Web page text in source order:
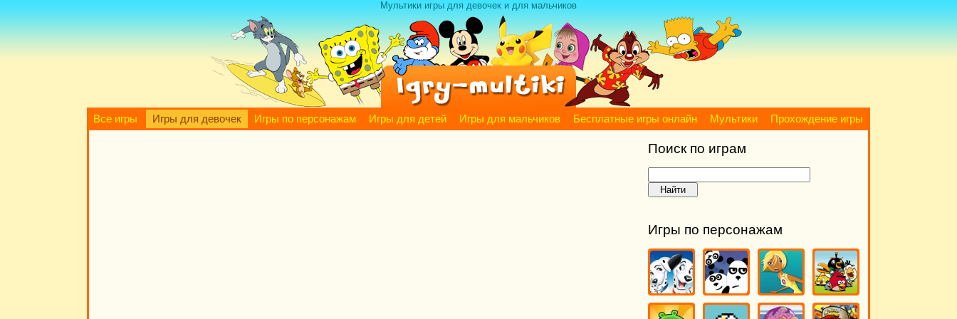
Мультики игры для девочек и для мальчиков
Все игры Игры для девочек Игры по персонажам Игры для детей Игры для мальчиков Бесплатные игры онлайн Мультики Прохождение игры
Поиск по играм
Игры по персонажам